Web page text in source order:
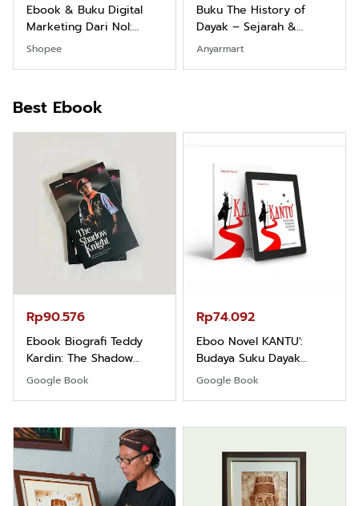
Ebook & Buku Digital
Marketing Dari Nol:
Fondasi & Mindset untuk
Pemula
Shopee
Buku The History of
Dayak – Sejarah &
Identitas Borneo Asli
Anyarmart
Best Ebook
Rp90.576
Ebook Biografi Teddy
Kardin: The Shadow
Khight |
Google Book
Rp74.092
Eboo Novel KANTU':
Budaya Suku Dayak
Borneo
Google Book